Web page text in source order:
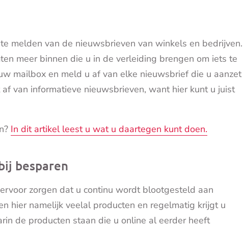
melden van de nieuwsbrieven van winkels en bedrijven.
meer binnen die u in de verleiding brengen om iets te
mailbox en meld u af van elke nieuwsbrief die u aanzet
van informatieve nieuwsbrieven, want hier kunt u juist
In dit artikel leest u wat u daartegen kunt doen.
besparen
zorgen dat u continu wordt blootgesteld aan
hier namelijk veelal producten en regelmatig krijgt u
de producten staan die u online al eerder heeft